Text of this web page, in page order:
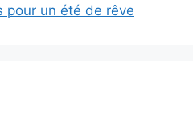
pour un été de rêve